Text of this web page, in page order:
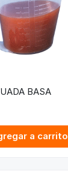
BASA
a carrito